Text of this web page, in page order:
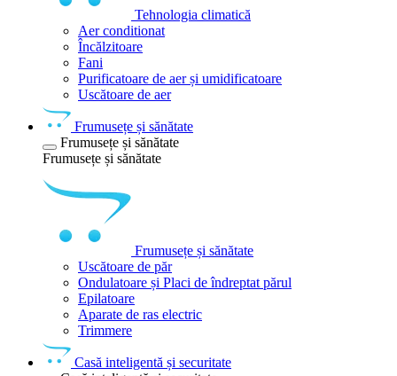
Tehnologia climatică
Aer conditionat
Încălzitoare
Fani
Purificatoare de aer și umidificatoare
Uscătoare de aer
Frumusețe și sănătate
Frumusețe și sănătate
Frumusețe și sănătate
Frumusețe și sănătate
Uscătoare de păr
Ondulatoare și Placi de îndreptat părul
Epilatoare
Aparate de ras electric
Trimmere
Casă inteligentă și securitate